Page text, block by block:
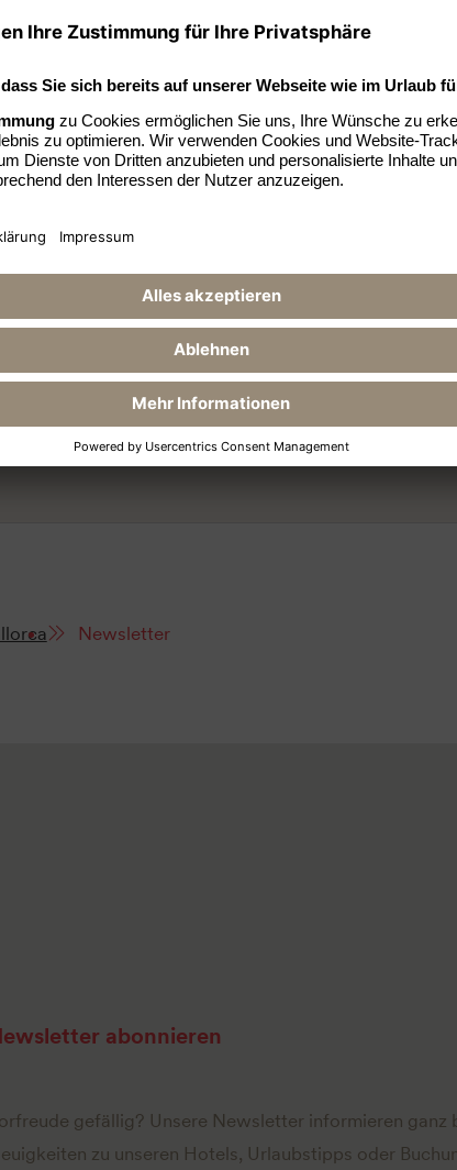
RESERVIERUNG
Jetzt buchen
| E-07670 Portocolom/Mallorca
Newsletter
abonnieren
gefällig? Unsere Newsletter informieren ganz
zu unseren Hotels, Urlaubstipps oder